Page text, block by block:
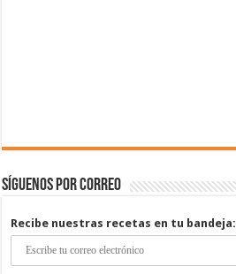
Síguenos por correo
Recibe nuestras recetas en tu bandeja: